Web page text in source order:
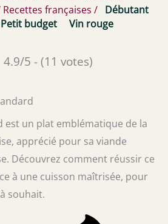
Recettes françaises / Débutant
Petit budget Vin rouge
4.9/5 - (11 votes)
est un plat emblématique de la
apprécié pour sa viande
Découvrez comment réussir ce
à une cuisson maîtrisée, pour
souhait.